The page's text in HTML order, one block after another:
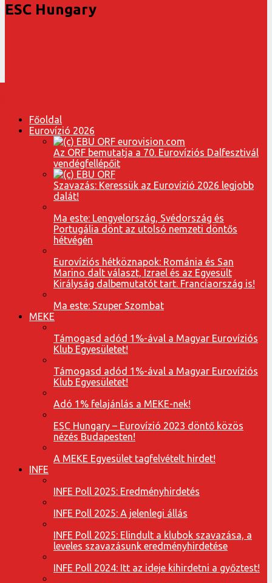
ESC Hungary
Főoldal
Eurovízió 2026
Az ORF bemutatja a 70. Eurovíziós Dalfesztivál
vendégfellépőit
Szavazás: Keressük az Eurovízió 2026 legjobb
dalát!
Ma este: Lengyelország, Svédország és
Portugália dönt az utolsó nemzeti döntős
hétvégén
Eurovíziós hétköznapok: Románia és San
Marino dalt választ, Izrael és az Egyesült
Királyság dalbemutatót tart. Franciaország is!
Ma este: Szuper Szombat
MEKE
Támogasd adód 1%-ával a Magyar Eurovíziós
Klub Egyesületet!
Támogasd adód 1%-ával a Magyar Eurovíziós
Klub Egyesületet!
Adó 1% felajánlás a MEKE-nek!
ESC Hungary – Eurovízió 2023 döntő közös
nézés Budapesten!
A MEKE Egyesület tagfelvételt hirdet!
INFE
INFE Poll 2025: Eredményhirdetés
INFE Poll 2025: A jelenlegi állás
INFE Poll 2025: Elindult a klubok szavazása, a
leveles szavazásunk eredményhirdetése
INFE Poll 2024: Itt az ideje kihirdetni a győztest!